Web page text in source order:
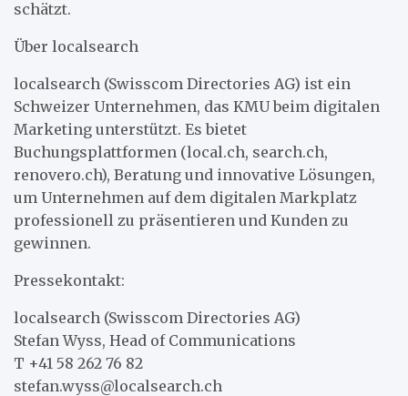
schätzt.
Über localsearch
localsearch (Swisscom Directories AG) ist ein
Schweizer Unternehmen, das KMU beim digitalen
Marketing unterstützt. Es bietet
Buchungsplattformen (local.ch, search.ch,
renovero.ch), Beratung und innovative Lösungen,
um Unternehmen auf dem digitalen Markplatz
professionell zu präsentieren und Kunden zu
gewinnen.
Pressekontakt:
localsearch (Swisscom Directories AG)
Stefan Wyss, Head of Communications
T +41 58 262 76 82
stefan.wyss@localsearch.ch